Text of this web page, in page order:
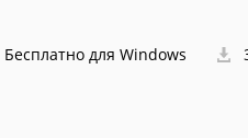
Бесплатно для Windows